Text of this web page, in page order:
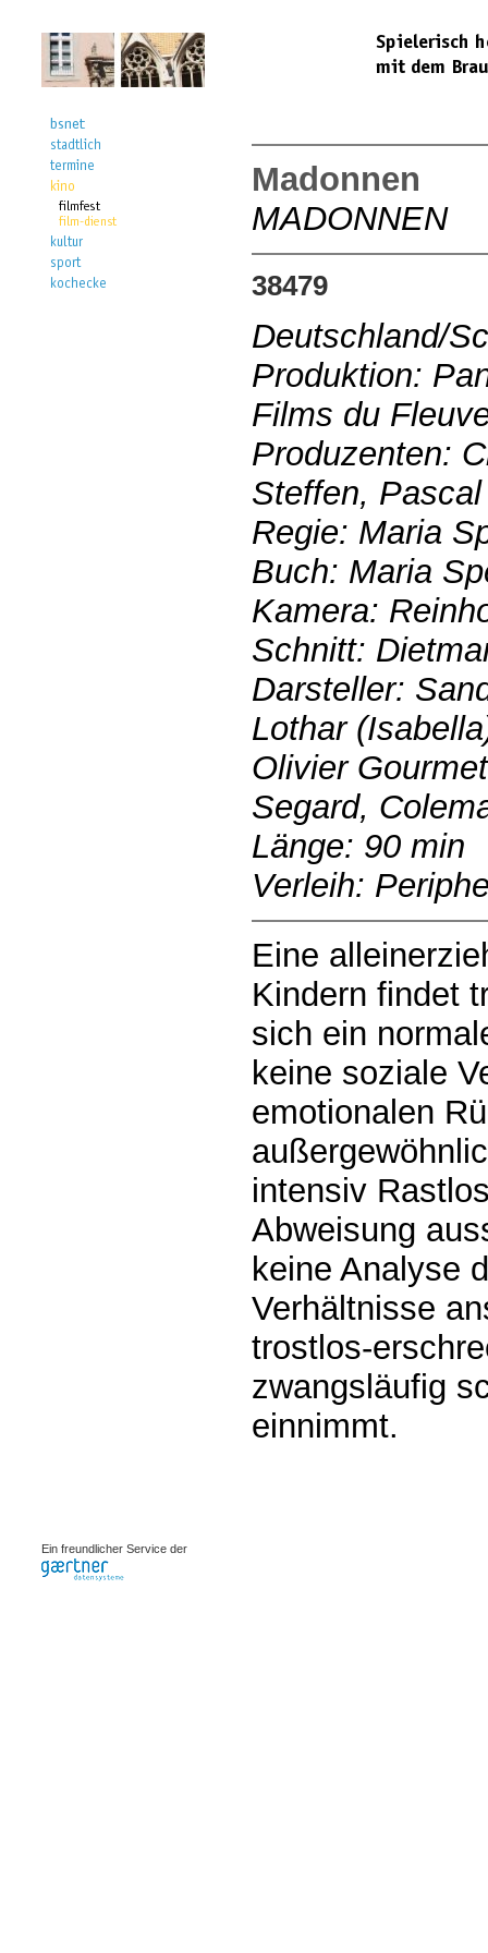
Madonnen
MADONNEN
38479
Deutschland/
Produktion:
Films du
Produzenten:
Steffen,
Regie: Maria
Buch: Maria
Kamera:
Schnitt:
Darsteller:
Lothar
Olivier
Segard,
Länge: 90 min
Verleih:
Eine
Kindern findet
sich ein
keine soziale
emotionalen
intensiv
Abweisung
keine Analyse
Verhältnisse
trostlos-
zwangsläufig
einnimmt.
Ein freundlicher Service der